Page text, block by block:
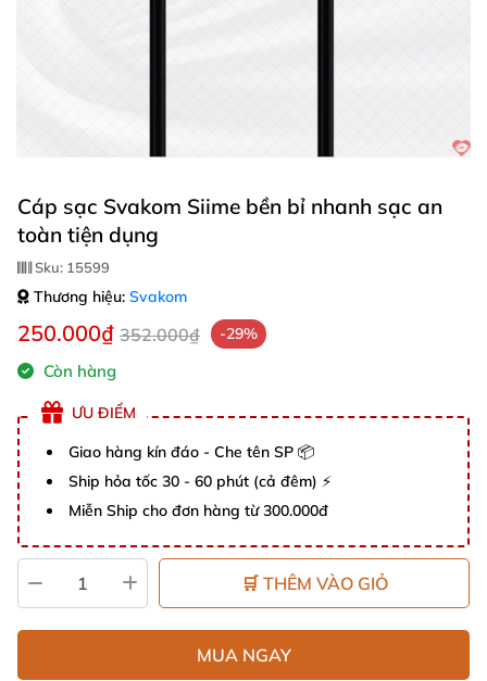
Cáp sạc Svakom Siime bền bỉ nhanh sạc an
toàn tiện dụng
Sku: 15599
Thương hiệu: Svakom
250.000₫ 352.000₫ -29%
Còn hàng
ƯU ĐIỂM
Giao hàng kín đáo - Che tên SP 📦
Ship hỏa tốc 30 - 60 phút (cả đêm) ⚡
Miễn Ship cho đơn hàng từ 300.000đ
🛒 THÊM VÀO GIỎ
MUA NGAY